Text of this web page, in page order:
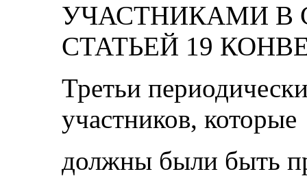
УЧАСТНИКАМИ В
СТАТЬЕЙ 19
Третьи
участников, которые
должны были быть